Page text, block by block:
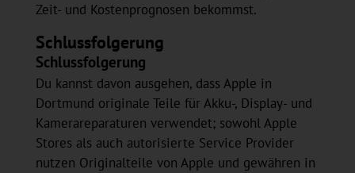
Zeit‑ und Kostenprognosen bekommst.
Schlussfolgerung
Schlussfolgerung
Du kannst davon ausgehen, dass Apple in
Dortmund originale Teile für Akku-, Display- und
Kamerareparaturen verwendet; sowohl Apple
Stores als auch autorisierte Service Provider
nutzen Originalteile von Apple und gewähren in